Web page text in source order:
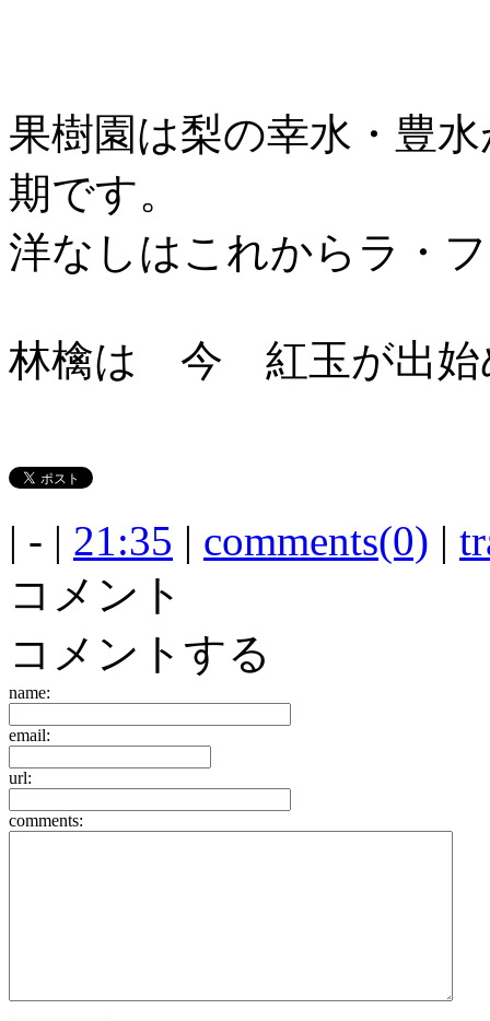
果樹園は梨の幸水・豊
期です。
洋なしはこれからラ・
林檎は 今 紅玉が出始
| - | 21:35 | comments(0) |
コメント
コメントする
name:
email:
url:
comments: